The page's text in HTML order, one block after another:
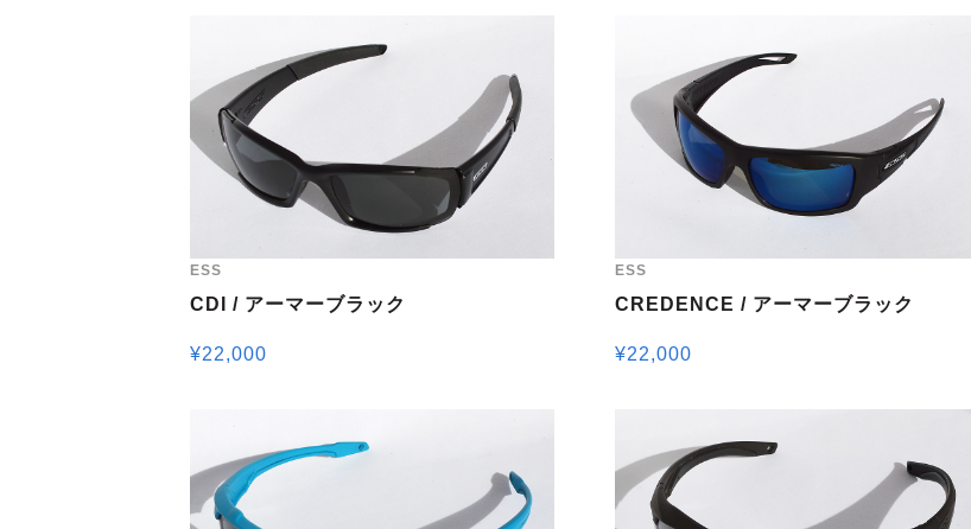
ESS
CDI / アーマーブラック
¥22,000
ESS
CREDENCE / アーマーブラック
¥22,000